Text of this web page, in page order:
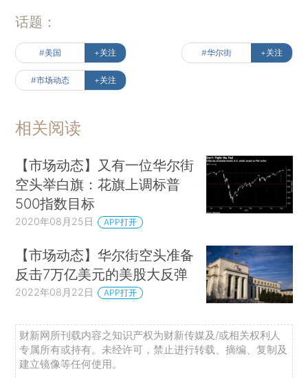
话题：
#美国 +关注 #华尔街 +关注
#市场动态 +关注
相关阅读
【市场动态】又有一位华尔街
空头举白旗：花旗上调标普
500指数目标
2020年08月25日 APP打开
【市场动态】华尔街空头准备
反击7万亿美元的美股大反弹
2022年08月22日 APP打开
财新网所刊载内容之知识产权为财新传媒及/或相关权利人
专属所有或持有。未经许可，禁止进行转载、摘编、复制及
建立镜像等任何使用。